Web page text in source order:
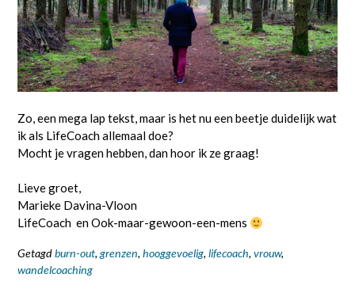
Zo, een mega lap tekst, maar is het nu een beetje duidelijk wat
ik als LifeCoach allemaal doe?
Mocht je vragen hebben, dan hoor ik ze graag!
Lieve groet,
Marieke Davina-Vloon
LifeCoach en Ook-maar-gewoon-een-mens
Getagdburn-out, grenzen, hooggevoelig, lifecoach, vrouw,
wandelcoaching